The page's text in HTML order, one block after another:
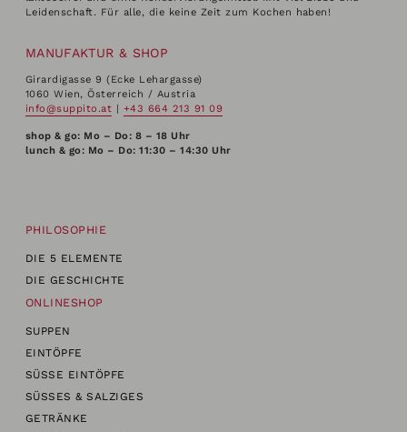
Leidenschaft. Für alle, die keine Zeit zum Kochen haben!
MANUFAKTUR & SHOP
Girardigasse 9 (Ecke Lehargasse)
1060 Wien, Österreich / Austria
info@suppito.at | +43 664 213 91 09
shop & go: Mo – Do: 8 – 18 Uhr
lunch & go: Mo – Do: 11:30 – 14:30 Uhr
PHILOSOPHIE
DIE 5 ELEMENTE
DIE GESCHICHTE
ONLINESHOP
SUPPEN
EINTÖPFE
SÜSSE EINTÖPFE
SÜSSES & SALZIGES
GETRÄNKE